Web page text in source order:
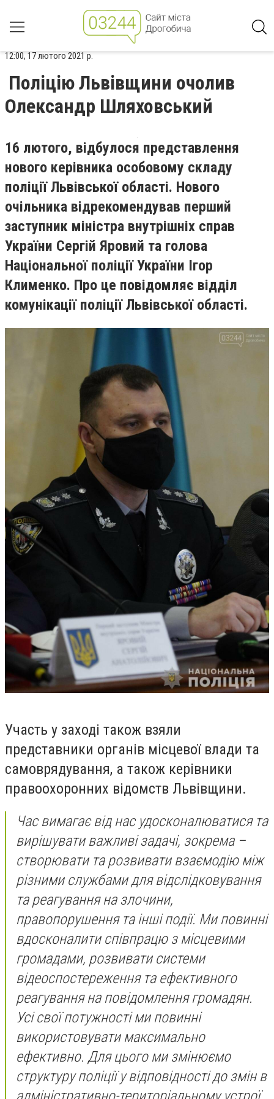
12:00, 17 лютого 2021 р.
Поліцію Львівщини очолив
Олександр Шляховський
16 лютого, відбулося представлення
нового керівника особовому складу
поліції Львівської області. Нового
очільника відрекомендував перший
заступник міністра внутрішніх справ
України Сергій Яровий та голова
Національної поліції України Ігор
Клименко. Про це повідомляє відділ
комунікації поліції Львівської області.
Участь у заході також взяли
представники органів місцевої влади та
самоврядування, а також керівники
правоохоронних відомств Львівщини.
Час вимагає від нас удосконалюватися та
вирішувати важливі задачі, зокрема –
створювати та розвивати взаємодію між
різними службами для відслідковування
та реагування на злочини,
правопорушення та інші події. Ми повинні
вдосконалити співпрацю з місцевими
громадами, розвивати системи
відеоспостереження та ефективного
реагування на повідомлення громадян.
Усі свої потужності ми повинні
використовувати максимально
ефективно. Для цього ми змінюємо
структуру поліції у відповідності до змін в